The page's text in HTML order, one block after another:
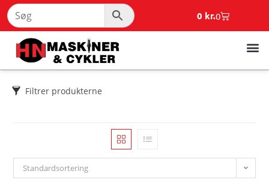
0 kr.0
Filtrer produkterne
Standardsortering